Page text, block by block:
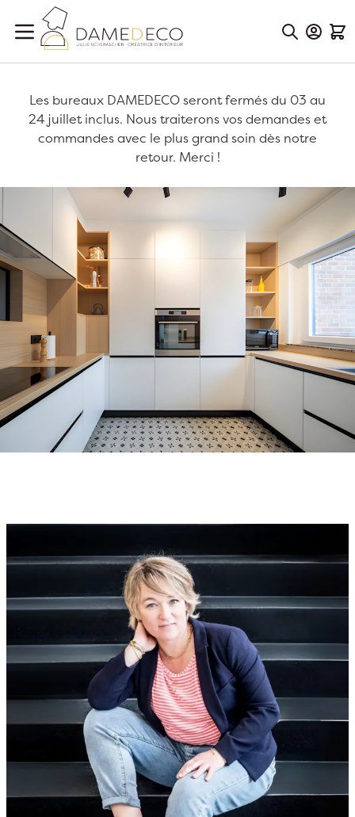
Aller au contenu
Les bureaux DAMEDECO seront fermés du 03 au
24 juillet inclus. Nous traiterons vos demandes et
commandes avec le plus grand soin dès notre
retour. Merci !